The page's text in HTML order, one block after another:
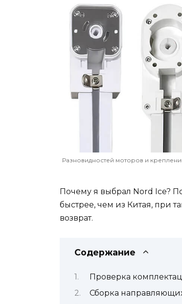
Разновидностей моторов и
Почему я выбрал Nord Ice?
быстрее, чем из Китая, при
возврат.
Содержание
Проверка
Сборка